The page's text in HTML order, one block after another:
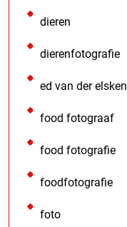
dieren
dierenfotografie
ed van der elsken
food fotograaf
food fotografie
foodfotografie
foto